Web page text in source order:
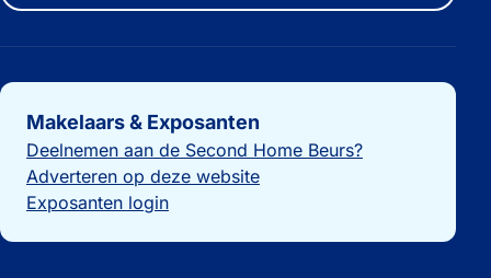
Belangrijke links
Makelaars & Exposanten
Deelnemen aan de Second Home Beurs?
Adverteren op deze website
Exposanten login